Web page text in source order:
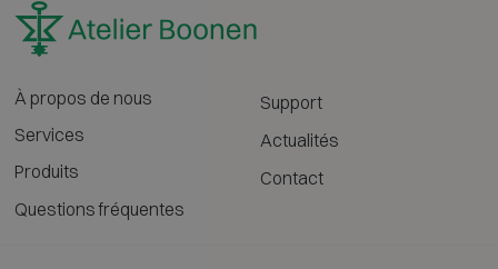
À propos de nous
Services
Produits
Questions fréquentes
Support
Actualités
Contact